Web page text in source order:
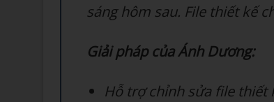
sáng hôm sau. File thiết kế
Giải pháp của Ánh Dương:
Hỗ trợ chỉnh sửa file thiết